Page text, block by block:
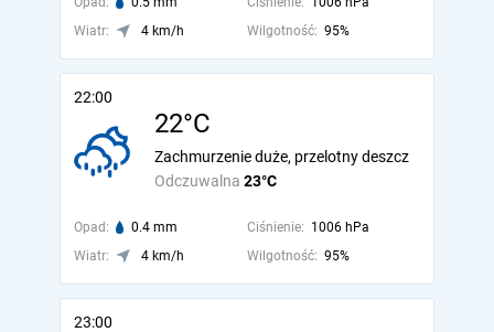
Wiatr:
4 km/h Wilgotność: 95%
22:00
22°C
Odczuwalna 23°C
Zachmurzenie duże, przelotny deszcz
Opad: 0.4 mm Ciśnienie: 1006 hPa
Wiatr:
4 km/h Wilgotność: 95%
23:00